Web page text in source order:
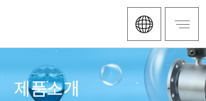
제품소개